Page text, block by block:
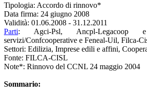
Tipologia: Accordo di rinnovo*
Data firma: 24 giugno 2008
Validità: 01.06.2008 - 31.12.2011
Parti: Agci-Psl, Ancpl-Legacoop
servizi/Confcooperative e Feneal-Uil, Filca-
Settori: Edilizia, Imprese edili e affini,
Fonte: FILCA-CISL
Note*: Rinnovo del CCNL 24 maggio 2004
Sommario: